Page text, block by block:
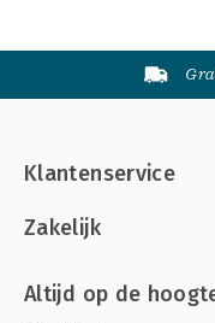
Klantenservice
Zakelijk
Altijd op de